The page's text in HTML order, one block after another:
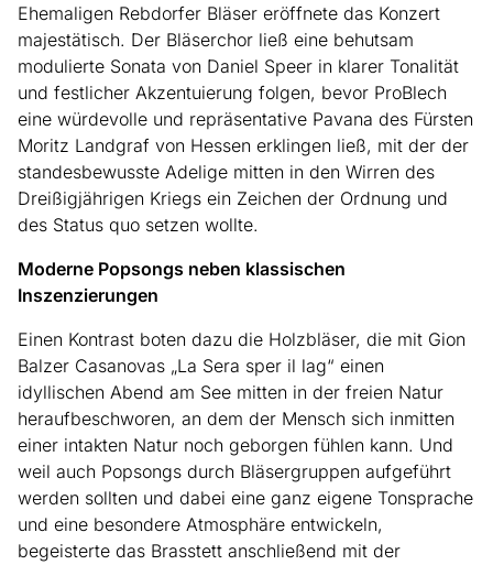
Ehemaligen Rebdorfer Bläser eröffnete das Konzert
majestätisch. Der Bläserchor ließ eine behutsam
modulierte Sonata von Daniel Speer in klarer Tonalität
und festlicher Akzentuierung folgen, bevor ProBlech
eine würdevolle und repräsentative Pavana des Fürsten
Moritz Landgraf von Hessen erklingen ließ, mit der der
standesbewusste Adelige mitten in den Wirren des
Dreißigjährigen Kriegs ein Zeichen der Ordnung und
des Status quo setzen wollte.
Moderne Popsongs neben klassischen
Inszenzierungen
Einen Kontrast boten dazu die Holzbläser, die mit Gion
Balzer Casanovas „La Sera sper il lag“ einen
idyllischen Abend am See mitten in der freien Natur
heraufbeschworen, an dem der Mensch sich inmitten
einer intakten Natur noch geborgen fühlen kann. Und
weil auch Popsongs durch Bläsergruppen aufgeführt
werden sollten und dabei eine ganz eigene Tonsprache
und eine besondere Atmosphäre entwickeln,
begeisterte das Brasstett anschließend mit der